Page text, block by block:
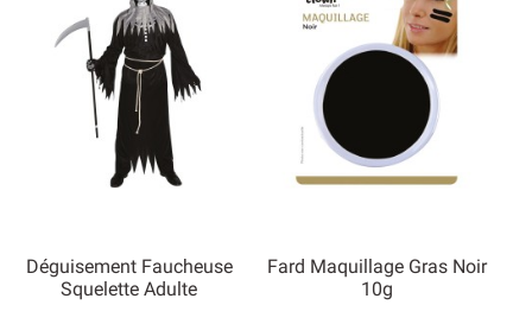
Déguisement Faucheuse
Squelette Adulte
Fard Maquillage Gras Noir
10g